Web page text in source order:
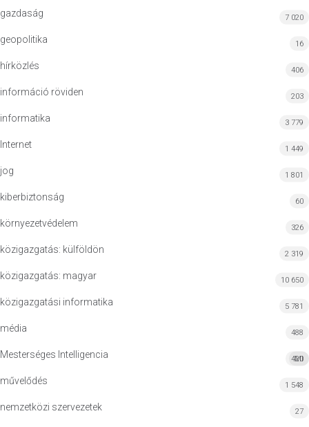
gazdaság 7 020
geopolitika 16
hírközlés 406
információ röviden 203
informatika 3 779
Internet 1 449
jog 1 801
kiberbiztonság 60
környezetvédelem 326
közigazgatás: külföldön 2 319
közigazgatás: magyar 10 650
közigazgatási informatika 5 781
média 488
Mesterséges Intelligencia MI
420
művelődés 1 548
nemzetközi szervezetek 27